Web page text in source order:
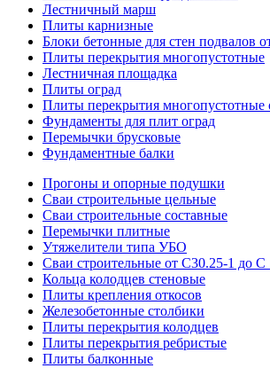
Лестничный марш
Плиты карнизные
Блоки бетонные для стен
Плиты перекрытия многопустотные
Лестничная площадка
Плиты оград
Плиты перекрытия
Фундаменты для плит оград
Перемычки брусковые
Фундаментные балки
Прогоны и опорные подушки
Сваи строительные цельные
Сваи строительные составные
Перемычки плитные
Утяжелители типа УБО
Сваи строительные от С30.25-1 до С
Кольца колодцев стеновые
Плиты крепления откосов
Железобетонные столбики
Плиты перекрытия колодцев
Плиты перекрытия ребристые
Плиты балконные